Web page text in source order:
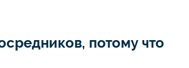
потому что